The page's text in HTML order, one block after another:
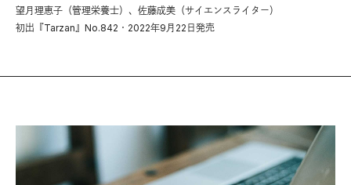
望月理恵子（管理栄養士）、佐藤成美（サイエンスライター）
初出『Tarzan』No.842・2022年9月22日発売